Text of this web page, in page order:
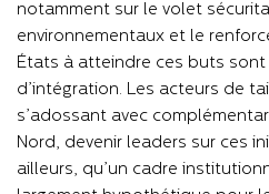
notamment sur le volet
environnementaux et le
États à atteindre ces buts sont
d’intégration. Les acteurs de
s’adossant avec
Nord, devenir leaders sur ces
ailleurs, qu’un cadre